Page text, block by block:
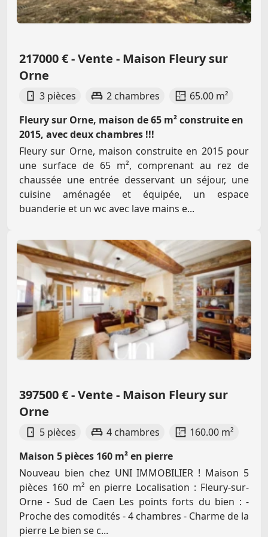
217000 € - Vente - Maison Fleury sur
Orne
3 pièces 2 chambres
65.00 m²
Fleury sur Orne, maison de 65 m² construite en
2015, avec deux chambres !!!
Fleury sur Orne, maison construite en 2015 pour
une surface de 65 m², comprenant au rez de
chaussée une entrée desservant un séjour, une
cuisine aménagée et équipée, un espace
buanderie et un wc avec lave mains e...
397500 € - Vente - Maison Fleury sur
Orne
5 pièces 4 chambres
160.00 m²
Maison 5 pièces 160 m² en pierre
Nouveau bien chez UNI IMMOBILIER ! Maison 5
pièces 160 m² en pierre Localisation : Fleury-sur-
Orne - Sud de Caen Les points forts du bien : -
Proche des comodités - 4 chambres - Charme de la
pierre Le bien se c...